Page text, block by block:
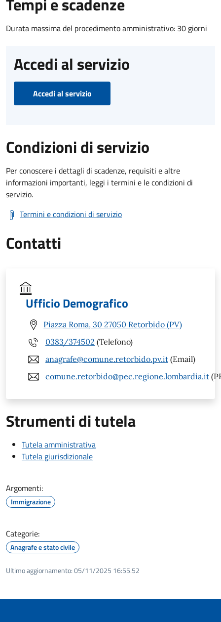
Durata massima del procedimento amministrativo: 30 giorni
Accedi al servizio
Accedi al servizio
Condizioni di servizio
Per conoscere i dettagli di scadenze, requisiti e altre
informazioni importanti, leggi i termini e le condizioni di
servizio.
Termini e condizioni di servizio
Contatti
Ufficio Demografico
Piazza Roma, 30 27050 Retorbido (PV)
0383/374502 (Telefono)
anagrafe@comune.retorbido.pv.it (Email)
comune.retorbido@pec.regione.lombardia.it
Strumenti di tutela
Tutela amministrativa
Tutela giurisdizionale
Argomenti:
Immigrazione
Categorie:
Anagrafe e stato civile
Ultimo aggiornamento:05/11/2025 16:55.52